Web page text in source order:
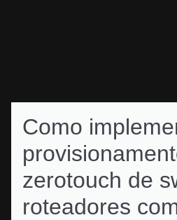
Como
zerotouch de
roteadores